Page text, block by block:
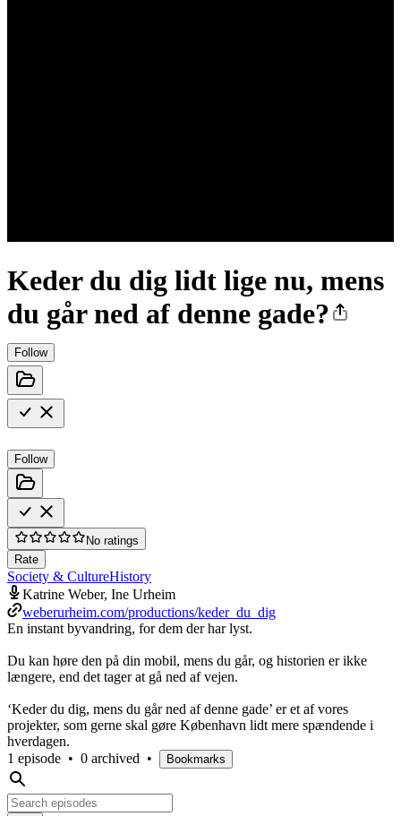
Keder du dig lidt lige nu, mens
du går ned af denne gade?
Follow
Follow
No ratings
Rate
Society & CultureHistory
Katrine Weber, Ine Urheim
weberurheim.com/productions/keder_du_dig
En instant byvandring, for dem der har lyst.
Du kan høre den på din mobil, mens du går, og historien er ikke
længere, end det tager at gå ned af vejen.
‘Keder du dig, mens du går ned af denne gade’ er et af vores
projekter, som gerne skal gøre København lidt mere spændende i
hverdagen.
1 episode • 0 archived • Bookmarks